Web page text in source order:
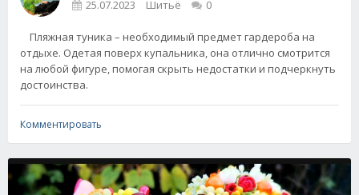
25.07.2023 Шитьё 0
Пляжная туника – необходимый предмет гардероба на
отдыхе. Одетая поверх купальника, она отлично смотрится
на любой фигуре, помогая скрыть недостатки и подчеркнуть
достоинства.
Комментировать